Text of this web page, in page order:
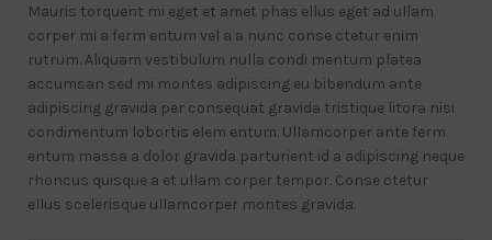
Mauris torquent mi eget et amet phas ellus eget ad ullam
corper mi a ferm entum vel a a nunc conse ctetur enim
rutrum. Aliquam vestibulum nulla condi mentum platea
accumsan sed mi montes adipiscing eu bibendum ante
adipiscing gravida per consequat gravida tristique litora nisi
condimentum lobortis elem entum. Ullamcorper ante ferm
entum massa a dolor gravida parturient id a adipiscing neque
rhoncus quisque a et ullam corper tempor. Conse ctetur
ellus scelerisque ullamcorper montes gravida.